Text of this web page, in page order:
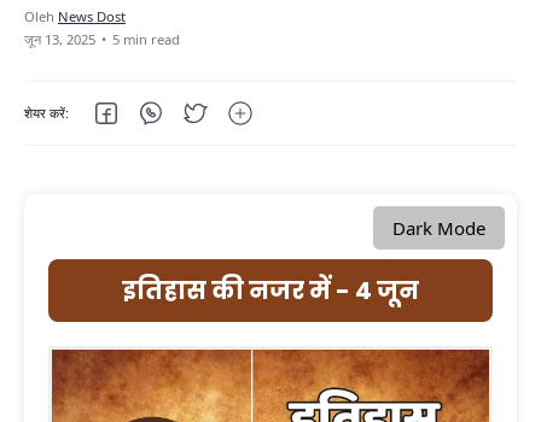
5 min read
Dark Mode
इतिहास की नजर में - 4 जून